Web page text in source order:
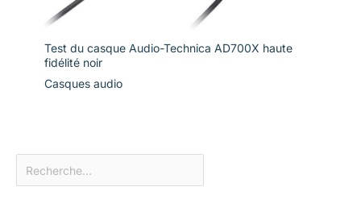
Test du casque Audio-Technica AD700X haute
fidélité noir
Casques audio